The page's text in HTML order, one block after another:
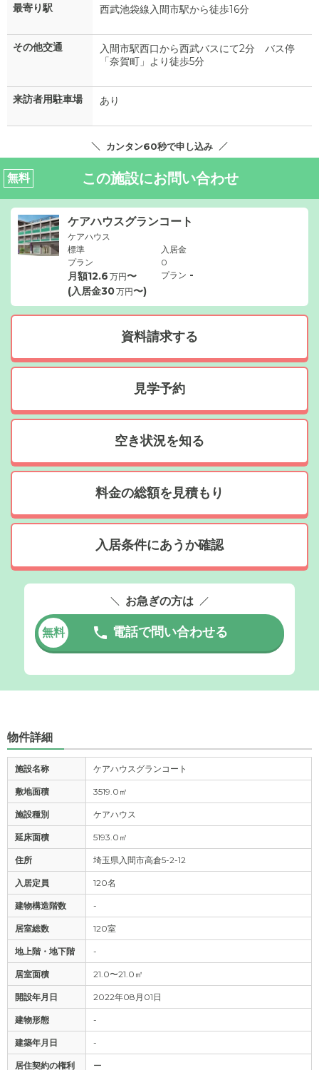
最寄り駅 西武池袋線入間市駅から徒歩16分
その他交通
入間市駅西口から西武バスにて2分 バス停
「奈賀町」より徒歩5分
来訪者用駐車場 あり
カンタン60秒で申し込み
無料 この施設にお問い合わせ
ケアハウスグランコート
ケアハウス
標準
プラン
月額12.6 万円〜
(入居金30万円〜)
入居金
0
プラン -
資料請求する
見学予約
空き状況を知る
料金の総額を見積もり
入居条件にあうか確認
お急ぎの方は
無料 電話で問い合わせる
物件詳細
施設名称 ケアハウスグランコート
敷地面積 3519.0㎡
施設種別 ケアハウス
延床面積 5193.0㎡
住所 埼玉県入間市高倉5-2-12
入居定員 120名
建物構造階数 -
居室総数 120室
地上階・地下階 -
居室面積 21.0〜21.0㎡
開設年月日 2022年08月01日
建物形態 -
建築年月日 -
居住契約の権利 ー